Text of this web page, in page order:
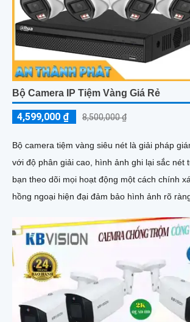
Bộ Camera IP Tiệm Vàng Giá Rẻ
4,599,000 ₫ 8,500,000 ₫
Bộ camera tiệm vàng siêu nét là giải pháp
với độ phân giải cao, hình ảnh ghi lại sắc nét
bạn theo dõi mọi hoạt động một cách chính xác. Công
hồng ngoại hiện đại đảm bảo hình ảnh rõ